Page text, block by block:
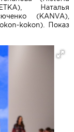
Наталья
(KANVA),
kokon). Показ